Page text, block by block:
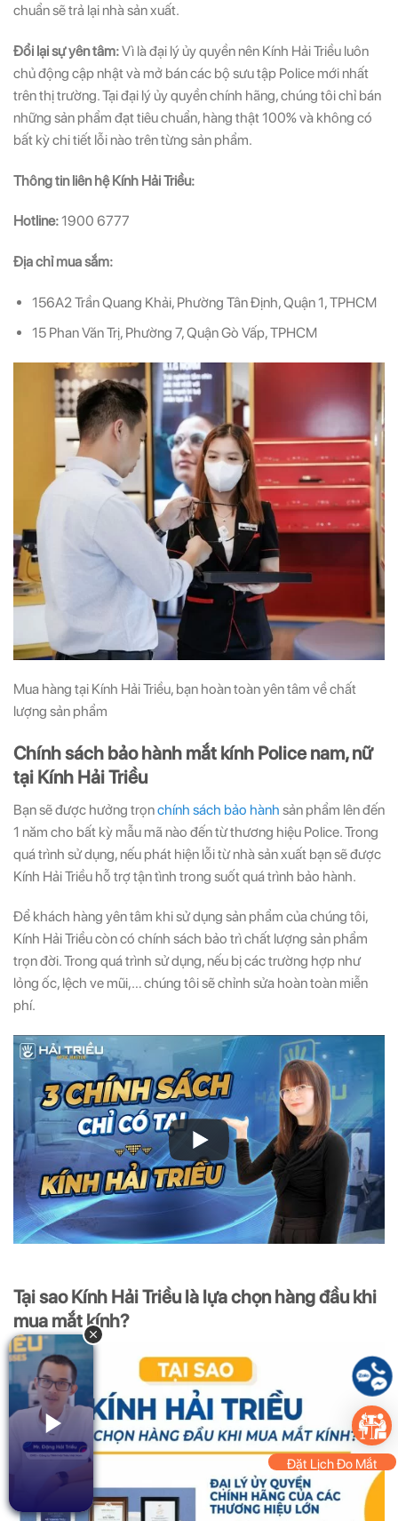
chuẩn sẽ trả lại nhà sản xuất.
Đổi lại sự yên tâm:Vì là đại lý ủy quyền nên Kính Hải Triều luôn
chủ động cập nhật và mở bán các bộ sưu tập Police mới nhất
trên thị trường. Tại đại lý ủy quyền chính hãng, chúng tôi chỉ bán
những sản phẩm đạt tiêu chuẩn, hàng thật 100% và không có
bất kỳ chi tiết lỗi nào trên từng sản phẩm.
Thông tin liên hệ Kính Hải Triều:
Hotline:1900 6777
Địa chỉ mua sắm:
156A2 Trần Quang Khải, Phường Tân Định, Quận 1, TPHCM
15 Phan Văn Trị, Phường 7, Quận Gò Vấp, TPHCM
Mua hàng tại Kính Hải Triều, bạn hoàn toàn yên tâm về chất
lượng sản phẩm
Chính sách bảo hành mắt kính Police nam, nữ
tại Kính Hải Triều
Bạn sẽ được hưởng trọnchính sách bảo hành sản phẩm lên đến
1 năm cho bất kỳ mẫu mã nào đến từ thương hiệu Police. Trong
quá trình sử dụng, nếu phát hiện lỗi từ nhà sản xuất bạn sẽ được
Kính Hải Triều hỗ trợ tận tình trong suốt quá trình bảo hành.
Để khách hàng yên tâm khi sử dụng sản phẩm của chúng tôi,
Kính Hải Triều còn có chính sách bảo trì chất lượng sản phẩm
trọn đời. Trong quá trình sử dụng, nếu bị các trường hợp như
lỏng ốc, lệch ve mũi,… chúng tôi sẽ chỉnh sửa hoàn toàn miễn
phí.
Tại sao Kính Hải Triều là lựa chọn hàng đầu khi
mua mắt kính?
Đặt Lịch Đo Mắt